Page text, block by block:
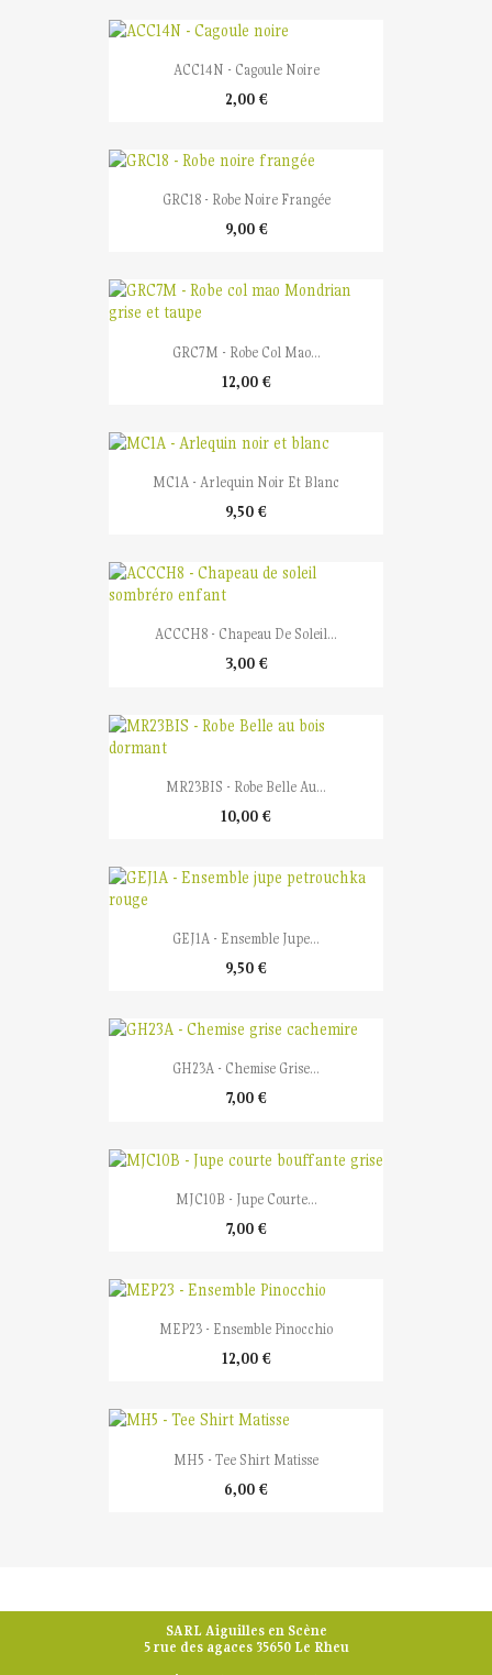
ACC14N - Cagoule Noire
2,00 €
GRC18 - Robe Noire Frangée
9,00 €
GRC7M - Robe Col Mao...
12,00 €
MC1A - Arlequin Noir Et Blanc
9,50 €
ACCCH8 - Chapeau De Soleil...
3,00 €
MR23BIS - Robe Belle Au...
10,00 €
GEJ1A - Ensemble Jupe...
9,50 €
GH23A - Chemise Grise...
7,00 €
MJC10B - Jupe Courte...
7,00 €
MEP23 - Ensemble Pinocchio
12,00 €
MH5 - Tee Shirt Matisse
6,00 €
SARL Aiguilles en Scène
5 rue des agaces 35650 Le Rheu